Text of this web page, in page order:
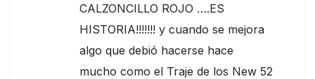
CALZONCILLO ROJO ….ES
HISTORIA!!!!!!! y cuando se mejora
algo que debió hacerse hace
mucho como el Traje de los New 52